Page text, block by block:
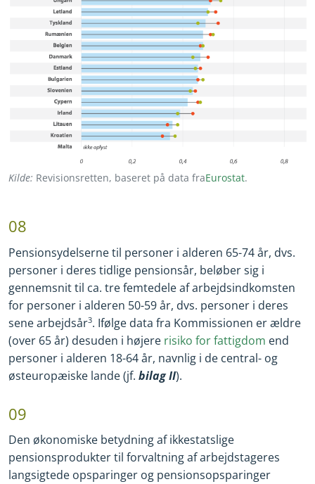
Kilde: Revisionsretten, baseret på data fraEurostat.
08
Pensionsydelserne til personer i alderen 65-74 år, dvs.
personer i deres tidlige pensionsår, beløber sig i
gennemsnit til ca. tre femtedele af arbejdsindkomsten
for personer i alderen 50-59 år, dvs. personer i deres
sene arbejdsår3. Ifølge data fra Kommissionen er ældre
(over 65 år) desuden i højere risiko for fattigdom end
personer i alderen 18-64 år, navnlig i de central- og
østeuropæiske lande (jf. bilag II).
09
Den økonomiske betydning af ikkestatslige
pensionsprodukter til forvaltning af arbejdstageres
langsigtede opsparinger og pensionsopsparinger